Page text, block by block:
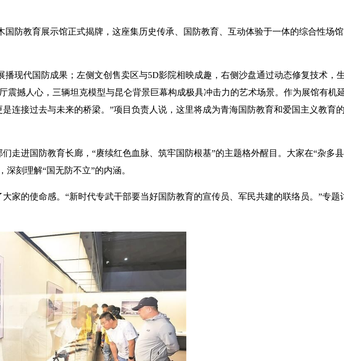
教育展示馆正式揭牌，这座集历史传承、国防教育、互动体验于一体的综合性场
代国防成果；左侧文创售卖区与5D影院相映成趣，右侧沙盘通过动态修复技术，
撼人心，三辆坦克模型与昆仑背景巨幕构成极具冲击力的艺术场景。作为展馆有机
连接过去与未来的桥梁。”项目负责人说，这里将成为青海国防教育和爱国主义教育
进国防教育长廊，“赓续红色血脉、筑牢国防根基”的主题格外醒目。大家在“杂多
刻理解“国无防不立”的内涵。
的使命感。“新时代专武干部要当好国防教育的宣传员、军民共建的联络员。”专题